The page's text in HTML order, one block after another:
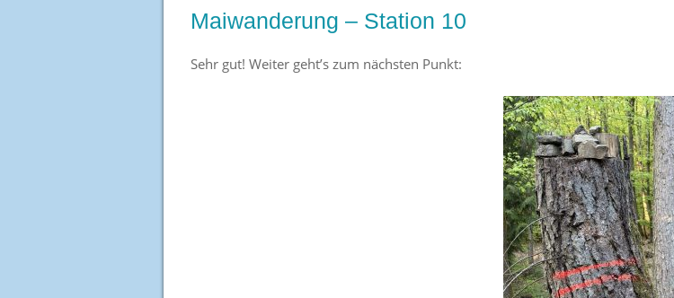
Maiwanderung – Station 10
Sehr gut! Weiter geht’s zum nächsten Punkt: